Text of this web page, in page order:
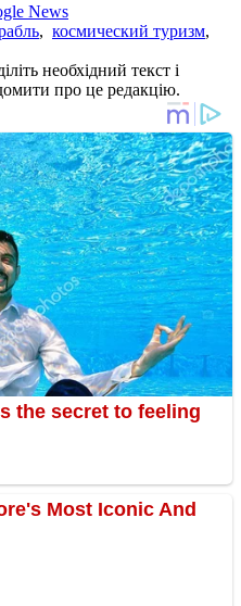
News
, космический туризм,
необхідний текст і
про це редакцію.